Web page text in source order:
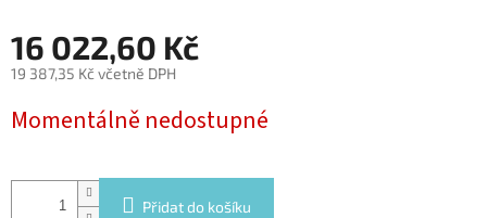
16 022,60 Kč
19 387,35 Kč včetně DPH
cena:
Momentálně nedostupné
Přidat do košíku